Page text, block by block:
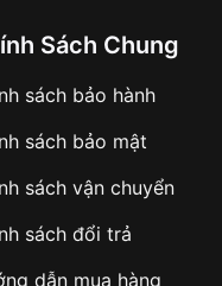
nhận hàng hoặc
Sách Chung
sách bảo hành
sách bảo mật
sách vận chuyển
sách đổi trả
dẫn mua hàng